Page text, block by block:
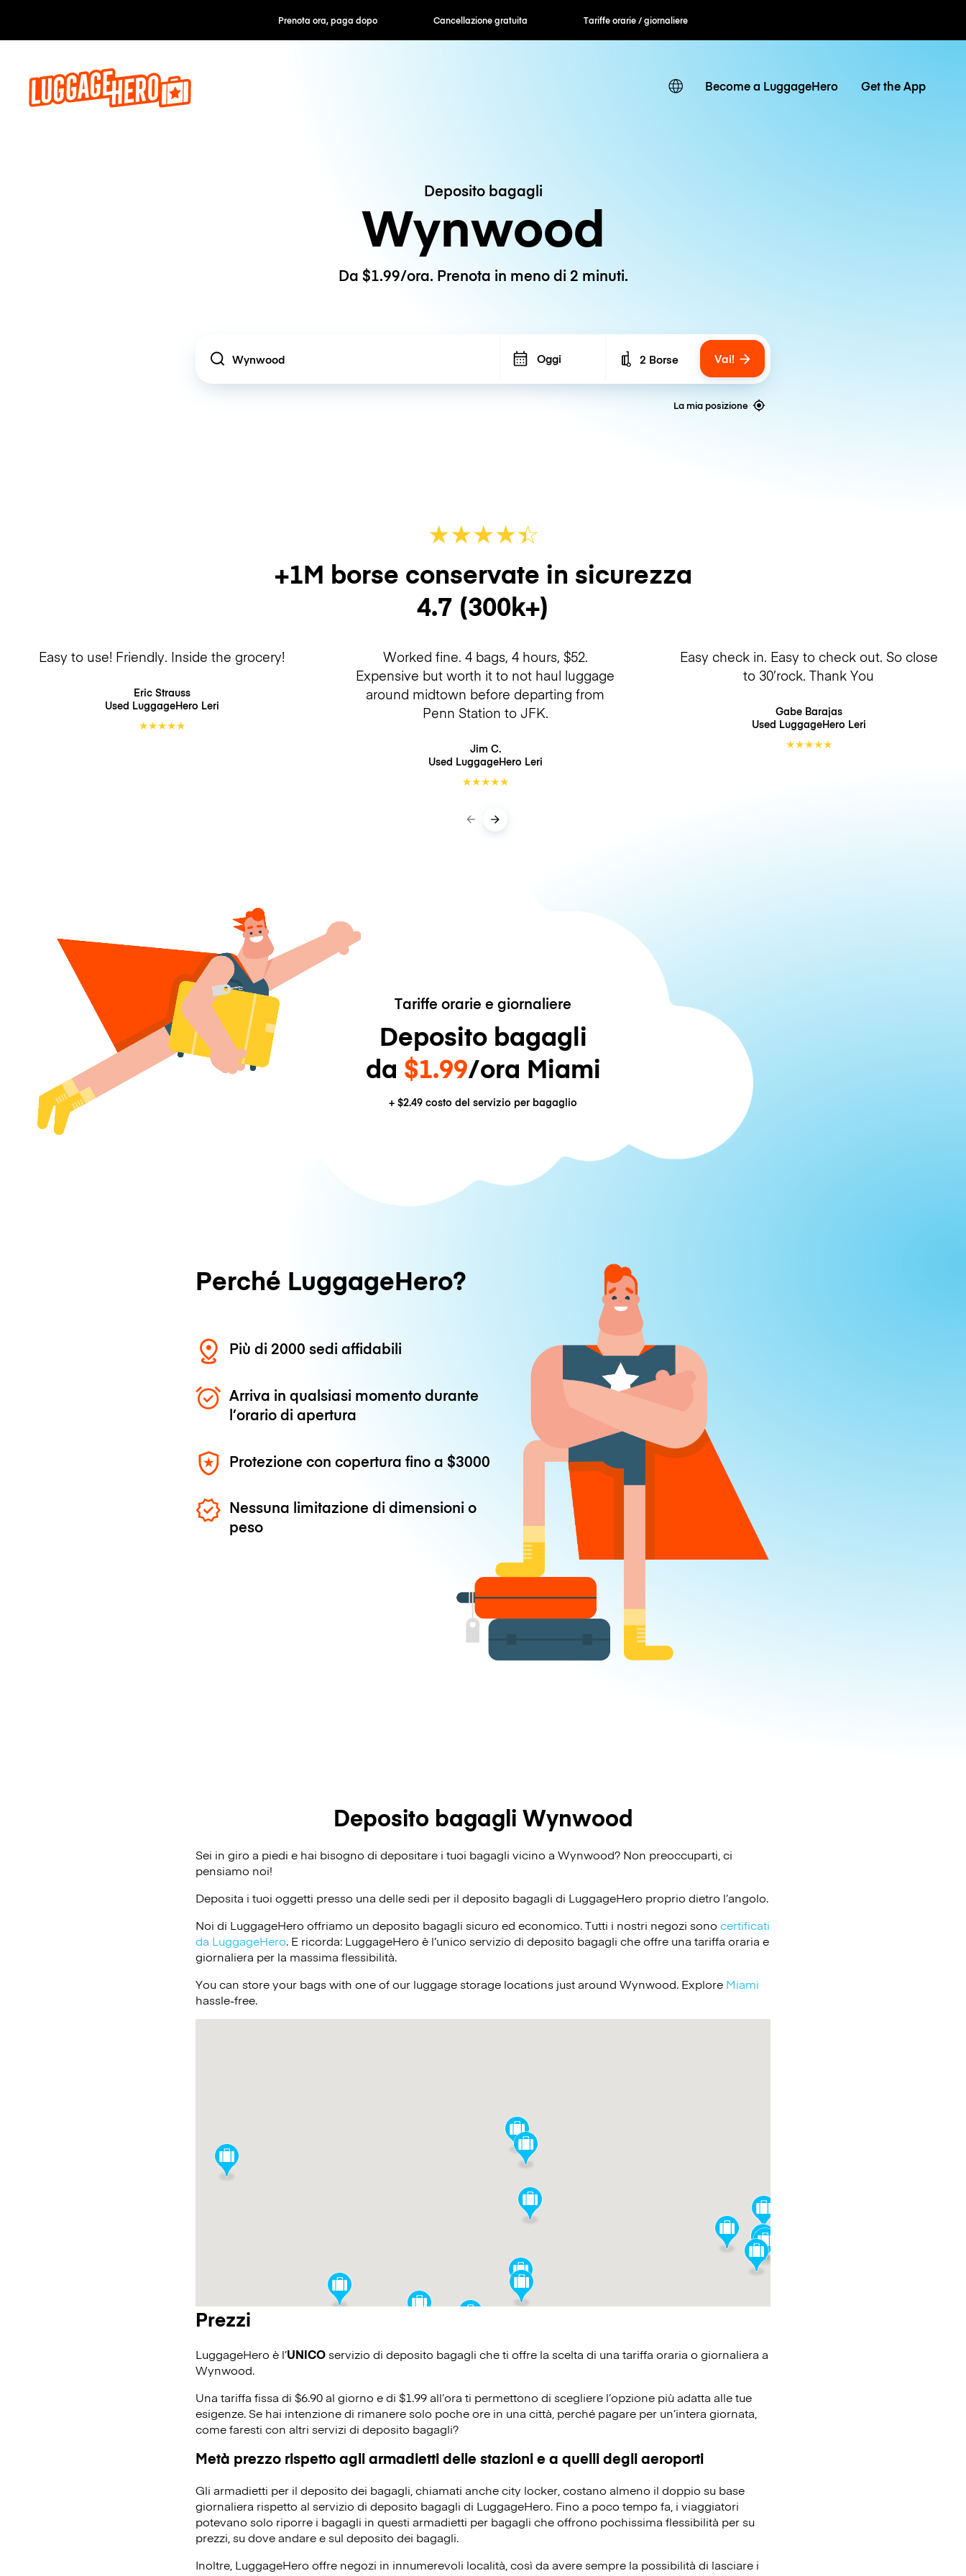
Prenota ora, paga dopo Cancellazione gratuita Tariffe orarie / giornaliere
Become a LuggageHero Get the App
Deposito bagagli
Wynwood
Da $1.99/ora. Prenota in meno di 2 minuti.
Location Oggi Number of bags
2 Borse Vai!
La mia posizione
★★★★☆
★
+1M borse conservate in sicurezza
4.7 (300k+)
Easy to use! Friendly. Inside the grocery!
Eric Strauss
Used LuggageHero Leri
★★★★★
Worked fine. 4 bags, 4 hours, $52.
Expensive but worth it to not haul luggage
around midtown before departing from
Penn Station to JFK.
Jim C.
Used LuggageHero Leri
★★★★★
Easy check in. Easy to check out. So close
to 30’rock. Thank You
Gabe Barajas
Used LuggageHero Leri
★★★★★
Tariffe orarie e giornaliere
Deposito bagagli
da $1.99/ora Miami
+ $2.49 costo del servizio per bagaglio
Perché LuggageHero?
Più di 2000 sedi affidabili
Arriva in qualsiasi momento durante
l’orario di apertura
Protezione con copertura fino a$3000
Nessuna limitazione di dimensioni o
peso
Deposito bagagli Wynwood
Sei in giro a piedi e hai bisogno di depositare i tuoi bagagli vicino a Wynwood? Non preoccuparti, ci
pensiamo noi!
Deposita i tuoi oggetti presso una delle sedi per il deposito bagagli di LuggageHero proprio dietro l’angolo.
Noi di LuggageHero offriamo un deposito bagagli sicuro ed economico. Tutti i nostri negozi sono certificati
da LuggageHero. E ricorda: LuggageHero è l’unico servizio di deposito bagagli che offre una tariffa oraria e
giornaliera per la massima flessibilità.
You can store your bags with one of our luggage storage locations just around Wynwood. Explore Miami
hassle-free.
Prezzi
LuggageHero è l’UNICOservizio di deposito bagagli che ti offre la scelta di una tariffa oraria o giornaliera a
Wynwood.
Una tariffa fissa di $6.90 al giorno e di $1.99 all’ora ti permettono di scegliere l’opzione più adatta alle tue
esigenze. Se hai intenzione di rimanere solo poche ore in una città, perché pagare per un’intera giornata,
come faresti con altri servizi di deposito bagagli?
Metà prezzo rispetto agli armadietti delle stazioni e a quelli degli aeroporti
Gli armadietti per il deposito dei bagagli, chiamati anche city locker, costano almeno il doppio su base
giornaliera rispetto al servizio di deposito bagagli di LuggageHero. Fino a poco tempo fa, i viaggiatori
potevano solo riporre i bagagli in questi armadietti per bagagli che offrono pochissima flessibilità per su
prezzi, su dove andare e sul deposito dei bagagli.
Inoltre, LuggageHero offre negozi in innumerevoli località, così da avere sempre la possibilità di lasciare i